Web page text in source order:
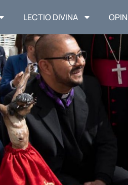
LECTIO DIVINA